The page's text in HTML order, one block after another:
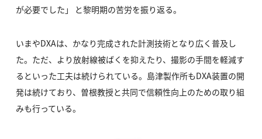
が必要でした」 と黎明期の苦労を振り返る。
いまやDXAは、かなり完成された計測技術となり広く普及し
た。ただ、より放射線被ばくを抑えたり、撮影の手間を軽減す
るといった工夫は続けられている。島津製作所もDXA装置の開
発は続けており、曽根教授と共同で信頼性向上のための取り組
みも行っている。